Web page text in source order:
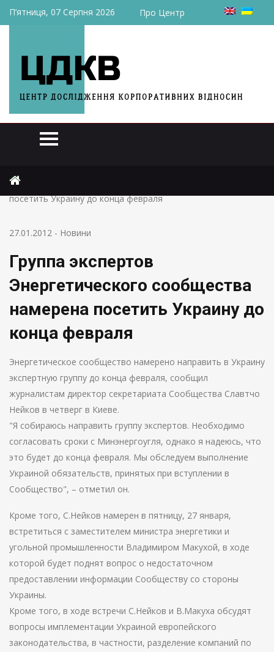
П’ятниця, 07 Серпня 2026 Про Центр
Группа экспертов Энергетического сообщества намерена
посетить Украину до конца февраля
27.01.2012 - Новини
Группа экспертов
Энергетического сообщества
намерена посетить Украину до
конца февраля
Энергетическое сообщество намерено направить в Украину
экспертную группу до конца февраля, сообщил
журналистам директор секретариата Сообщества Славтчо
Нейков в четверг в Киеве.
"Я собираюсь направить группу экспертов. Необходимо
согласовать сроки с Минэнергоугля, однако я надеюсь, что
это будет до конца февраля. Мы обследуем выполнение
Украиной обязательств, принятых при вступлении в
Сообщество", – отметил он.
Кроме того, С.Нейков намерен в пятницу, 27 января,
встретиться с заместителем министра энергетики и
угольной промышленности Владимиром Макухой, в ходе
которой будет поднят вопрос о недостаточном
предоставлении информации Сообществу со стороны
Украины.
Кроме того, в ходе встречи С.Нейков и В.Макуха обсудят
вопросы имплементации Украиной европейского
законодательства, в частности, разделение компаний по